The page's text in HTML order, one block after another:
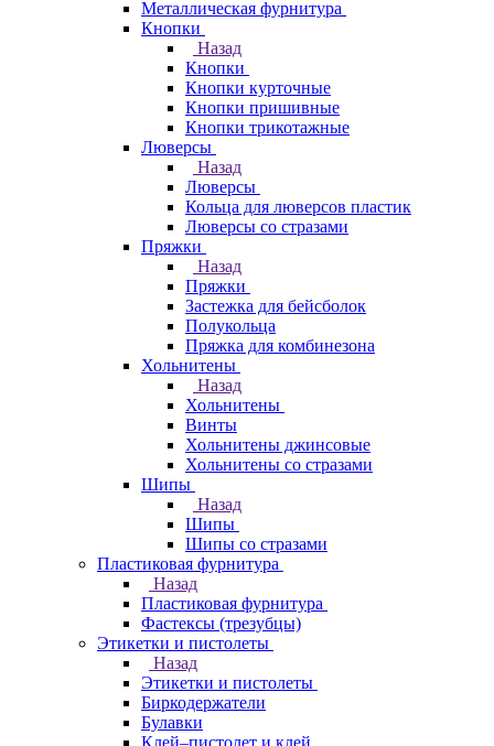
Металлическая фурнитура
Кнопки
Назад
Кнопки
Кнопки курточные
Кнопки пришивные
Кнопки трикотажные
Люверсы
Назад
Люверсы
Кольца для люверсов пластик
Люверсы со стразами
Пряжки
Назад
Пряжки
Застежка для бейсболок
Полукольца
Пряжка для комбинезона
Хольнитены
Назад
Хольнитены
Винты
Хольнитены джинсовые
Хольнитены со стразами
Шипы
Назад
Шипы
Шипы со стразами
Пластиковая фурнитура
Назад
Пластиковая фурнитура
Фастексы (трезубцы)
Этикетки и пистолеты
Назад
Этикетки и пистолеты
Биркодержатели
Булавки
Клей–пистолет и клей